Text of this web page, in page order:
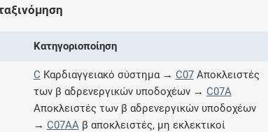
Ενδείξεις και αγωγές
Βρείτε θεραπευτικές ενδείξεις και αγωγές για
νόσους, συμπτώματα και ιατρικές πράξεις
Κατηγοριοποίηση
C Καρδιαγγειακό σύστημα → C07Αποκλειστές
των β αδρενεργικών υποδοχέων → C07A
Αποκλειστές των β αδρενεργικών υποδοχέων
→ C07AAβ αποκλειστές, μη εκλεκτικοί